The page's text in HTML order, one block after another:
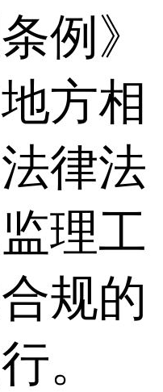
例》
方相
律法
理工
规的
。